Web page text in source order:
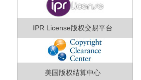
IPR License版权交易平台
美国版权结算中心